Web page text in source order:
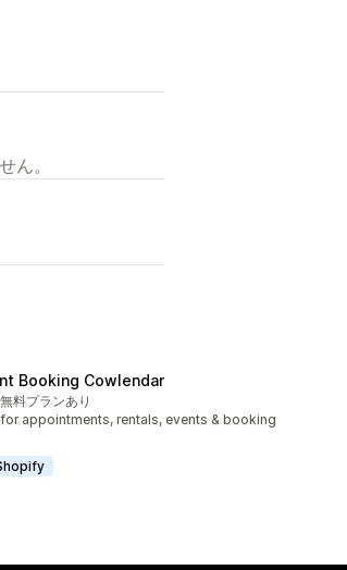
ん。
Booking Cowlendar
：2147件
無料プランあり
appointments, rentals, events & booking